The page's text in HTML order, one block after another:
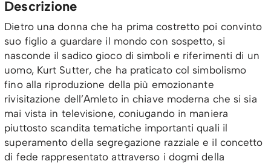
Descrizione
Dietro una donna che ha prima costretto poi convinto
suo figlio a guardare il mondo con sospetto, si
nasconde il sadico gioco di simboli e riferimenti di un
uomo, Kurt Sutter, che ha praticato col simbolismo
fino alla riproduzione della più emozionante
rivisitazione dell’Amleto in chiave moderna che si sia
mai vista in televisione, coniugando in maniera
piuttosto scandita tematiche importanti quali il
superamento della segregazione razziale e il concetto
di fede rappresentato attraverso i dogmi della